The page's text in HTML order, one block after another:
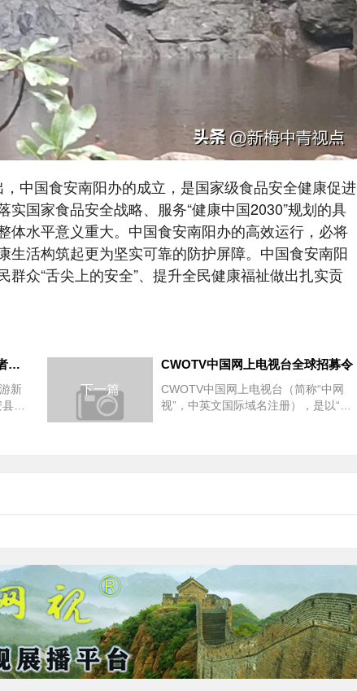
中国食安南阳办的成立，是国家级食品安全健康促进
国家食品安全战略、服务“健康中国2030”规划的具
体水平意义重大。中国食安南阳办的高效运行，必将
生活构筑起更为坚实可靠的防护屏障。中国食安南阳
众“舌尖上的安全”、提升全民健康福祉做出扎实贡
新安县:“三免六优”政策为献血者送上“优待大礼”
新
人
下一篇
CWOTV中国网上电视台全球招募令
CWOTV中国网上电视台（简称“中网
视”，中英文国际域名注册），是以“建